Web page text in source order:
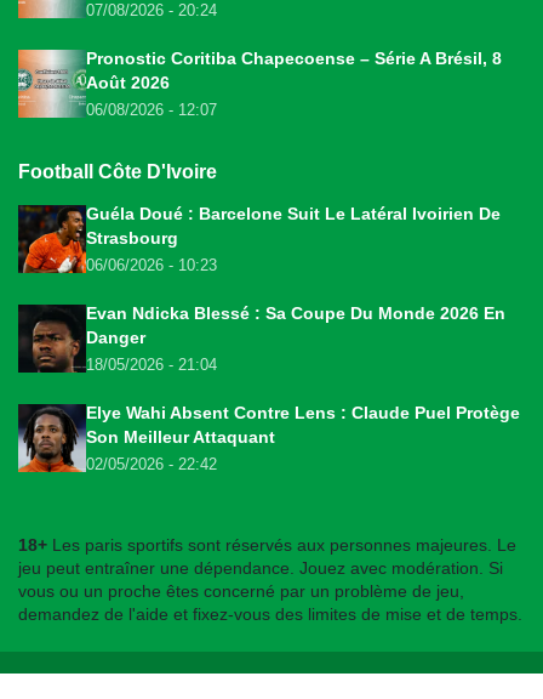
07/08/2026 - 20:24
Pronostic Coritiba Chapecoense – Série A Brésil, 8
Août 2026
06/08/2026 - 12:07
Football Côte D'Ivoire
Guéla Doué : Barcelone Suit Le Latéral Ivoirien De
Strasbourg
06/06/2026 - 10:23
Evan Ndicka Blessé : Sa Coupe Du Monde 2026 En
Danger
18/05/2026 - 21:04
Elye Wahi Absent Contre Lens : Claude Puel Protège
Son Meilleur Attaquant
02/05/2026 - 22:42
18+ Les paris sportifs sont réservés aux personnes majeures. Le
jeu peut entraîner une dépendance. Jouez avec modération. Si
vous ou un proche êtes concerné par un problème de jeu,
demandez de l'aide et fixez-vous des limites de mise et de temps.